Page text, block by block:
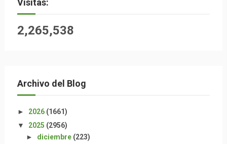
Visitas:
2,265,538
Archivo del Blog
► 2026 (1661)
▼ 2025 (2956)
► diciembre (223)